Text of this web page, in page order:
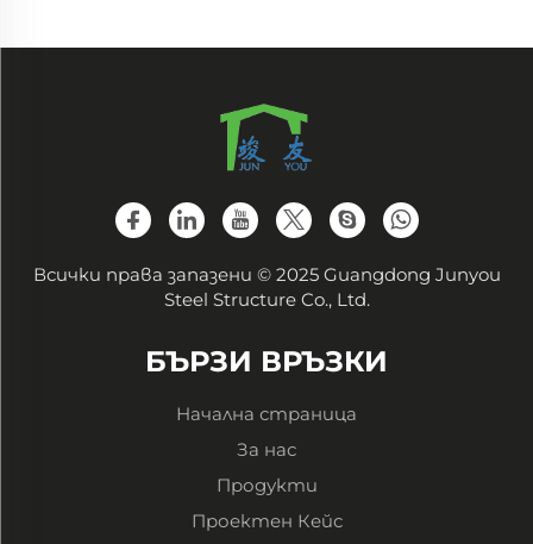
Всички права запазени © 2025 Guangdong Junyou
Steel Structure Co., Ltd.
БЪРЗИ ВРЪЗКИ
Начална страница
За нас
Продукти
Проектен Кейс